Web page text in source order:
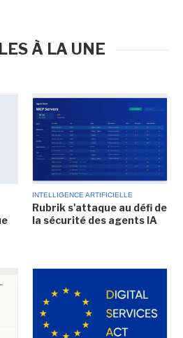
À LA UNE
INTELLIGENCE ARTIFICIELLE
Rubrik s'attaque au défi de
la sécurité des agents IA